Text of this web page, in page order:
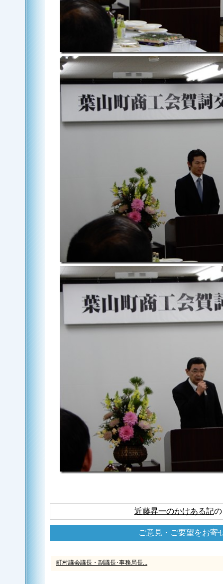
近藤昇一のかけある記
ご意見・ご要望をお寄
町村議会議長・副議長･事務局長...